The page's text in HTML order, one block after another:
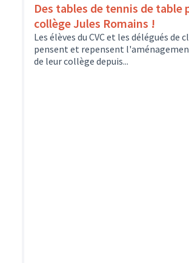
Des tables de tennis de table
collège Jules Romains !
Les élèves du CVC et les délégués de
pensent et repensent
de leur collège depuis...